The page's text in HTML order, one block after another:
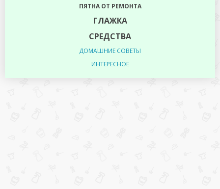
ПЯТНА ОТ РЕМОНТА
ГЛАЖКА
СРЕДСТВА
ДОМАШНИЕ СОВЕТЫ
ИНТЕРЕСНОЕ